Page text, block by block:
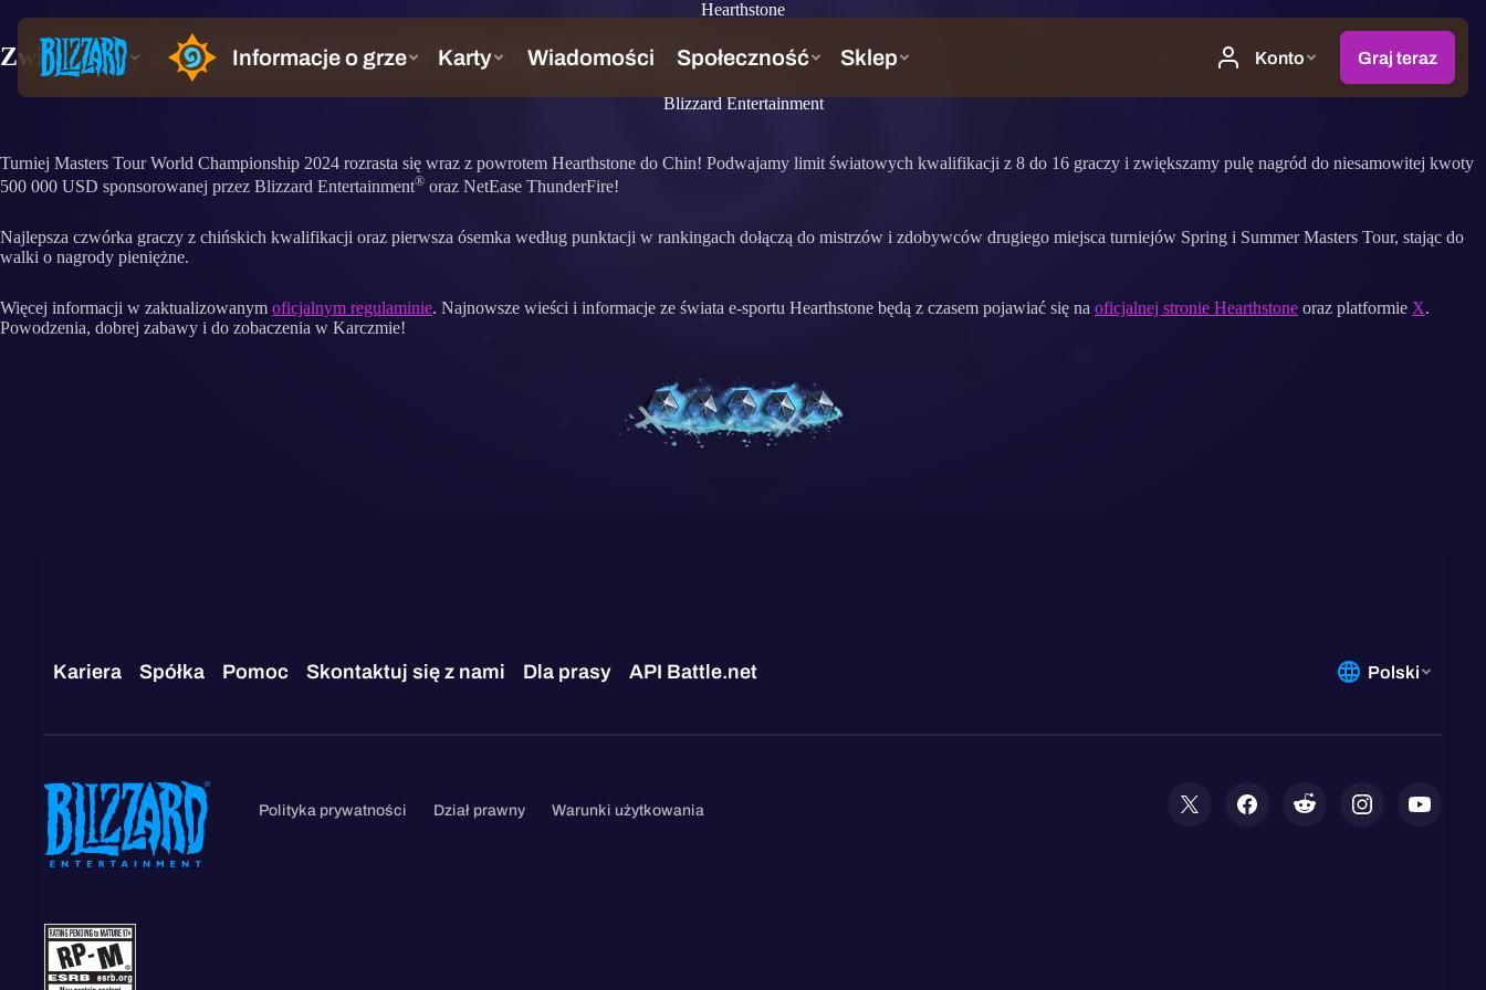
Hearthstone
Zwiększamy zasięg Masters Tour World Championship 2024!
Blizzard Entertainment
Turniej Masters Tour World Championship 2024 rozrasta się wraz z powrotem Hearthstone do Chin! Podwajamy limit światowych kwalifikacji z 8 do 16 graczy i zwiększamy pulę nagród do niesamowitej kwoty
500 000 USD sponsorowanej przez Blizzard Entertainment® oraz NetEase ThunderFire!
Najlepsza czwórka graczy z chińskich kwalifikacji oraz pierwsza ósemka według punktacji w rankingach dołączą do mistrzów i zdobywców drugiego miejsca turniejów Spring i Summer Masters Tour, stając do
walki o nagrody pieniężne.
Więcej informacji w zaktualizowanym oficjalnym regulaminie. Najnowsze wieści i informacje ze świata e-sportu Hearthstone będą z czasem pojawiać się na oficjalnej stronie Hearthstone oraz platformie X.
Powodzenia, dobrej zabawy i do zobaczenia w Karczmie!